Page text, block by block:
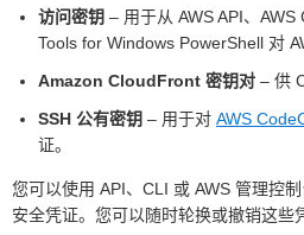
访问密钥 – 用于从 AWS API、AWS
Tools for Windows PowerShell 对
Amazon CloudFront 密钥对 – 供
SSH 公有密钥 – 用于对 AWS
证。
您可以使用 API、CLI 或 AWS 管理控
安全凭证。您可以随时轮换或撤销这些